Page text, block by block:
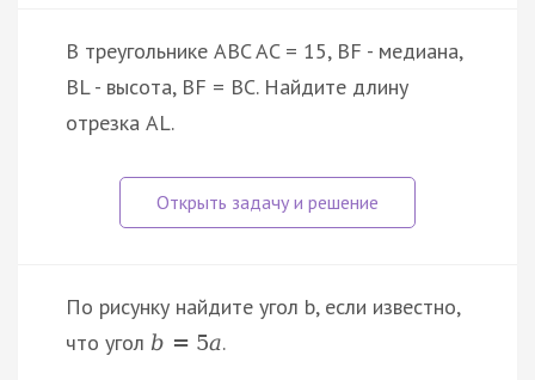
В треугольнике ABC AC = 15, BF - медиана,
BL - высота, BF = BC. Найдите длину
отрезка AL.
По рисунку найдите угол b, если известно,
что угол b = 5a.